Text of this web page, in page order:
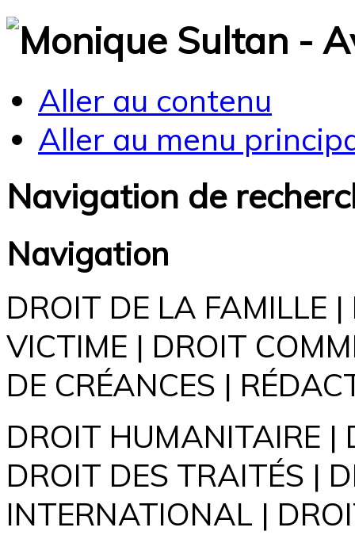
Aller au contenu
Aller au menu
Navigation de
Navigation
DROIT DE LA FAMILLE
VICTIME | DROIT
DE CRÉANCES |
DROIT HUMANITAIRE |
DROIT DES TRAITÉS |
INTERNATIONAL |